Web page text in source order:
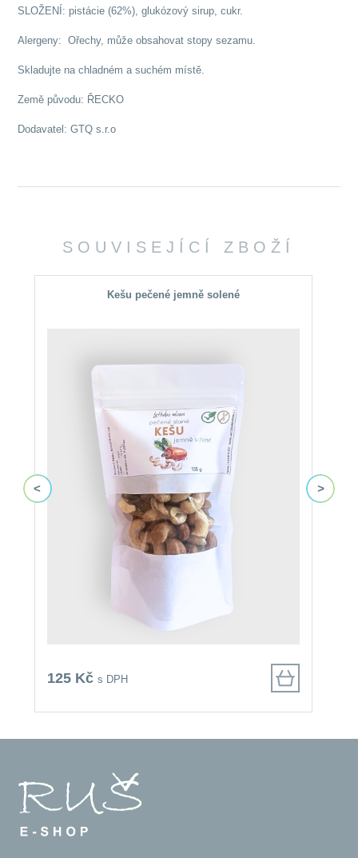
SLOŽENÍ: pistácie (62%), glukózový sirup, cukr.
Alergeny: Ořechy, může obsahovat stopy sezamu.
Skladujte na chladném a suchém místě.
Země původu: ŘECKO
Dodavatel: GTQ s.r.o
SOUVISEJÍCÍ ZBOŽÍ
Kešu pečené jemně solené
125 Kč s DPH